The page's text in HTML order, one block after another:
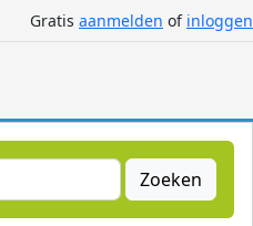
Gratis aanmelden of inloggen
Zoeken